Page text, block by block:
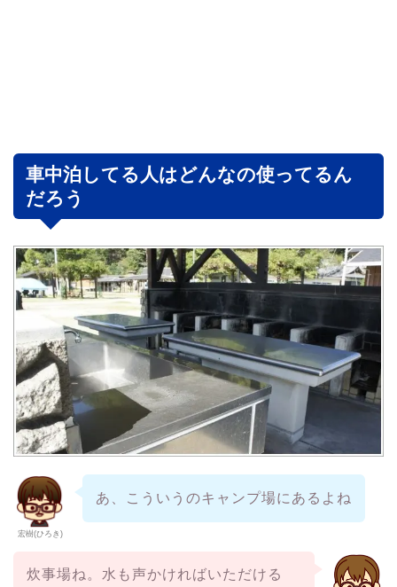
車中泊してる人はどんなの使ってるん
だろう
宏樹(ひろき)
あ、こういうのキャンプ場にあるよね
炊事場ね。水も声かければいただける